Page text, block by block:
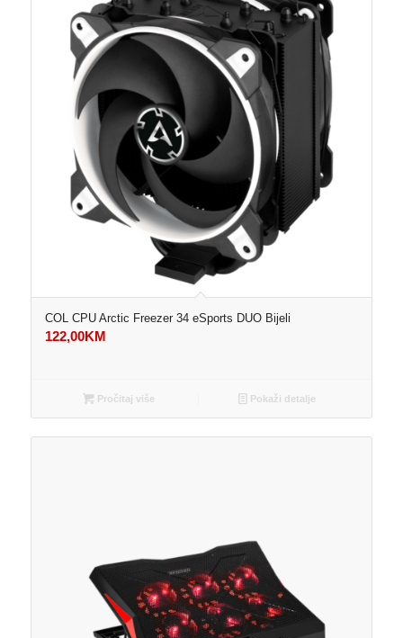
COL CPU Arctic Freezer 34 eSports DUO Bijeli
122,00KM
Pročitaj više Pokaži detalje